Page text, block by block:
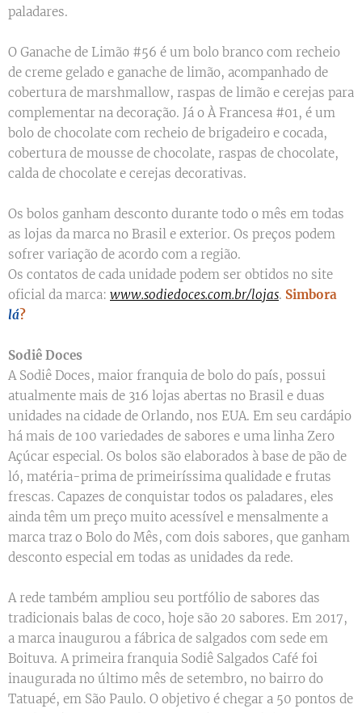
paladares.
O Ganache de Limão #56 é um bolo branco com recheio
de creme gelado e ganache de limão, acompanhado de
cobertura de marshmallow, raspas de limão e cerejas para
complementar na decoração. Já o À Francesa #01, é um
bolo de chocolate com recheio de brigadeiro e cocada,
cobertura de mousse de chocolate, raspas de chocolate,
calda de chocolate e cerejas decorativas.
Os bolos ganham desconto durante todo o mês em todas
as lojas da marca no Brasil e exterior. Os preços podem
sofrer variação de acordo com a região.
Os contatos de cada unidade podem ser obtidos no site
oficial da marca: www.sodiedoces.com.br/lojas. Simbora
lá?
Sodiê Doces
A Sodiê Doces, maior franquia de bolo do país, possui
atualmente mais de 316 lojas abertas no Brasil e duas
unidades na cidade de Orlando, nos EUA. Em seu cardápio
há mais de 100 variedades de sabores e uma linha Zero
Açúcar especial. Os bolos são elaborados à base de pão de
ló, matéria-prima de primeiríssima qualidade e frutas
frescas. Capazes de conquistar todos os paladares, eles
ainda têm um preço muito acessível e mensalmente a
marca traz o Bolo do Mês, com dois sabores, que ganham
desconto especial em todas as unidades da rede.
A rede também ampliou seu portfólio de sabores das
tradicionais balas de coco, hoje são 20 sabores. Em 2017,
a marca inaugurou a fábrica de salgados com sede em
Boituva. A primeira franquia Sodiê Salgados Café foi
inaugurada no último mês de setembro, no bairro do
Tatuapé, em São Paulo. O objetivo é chegar a 50 pontos de